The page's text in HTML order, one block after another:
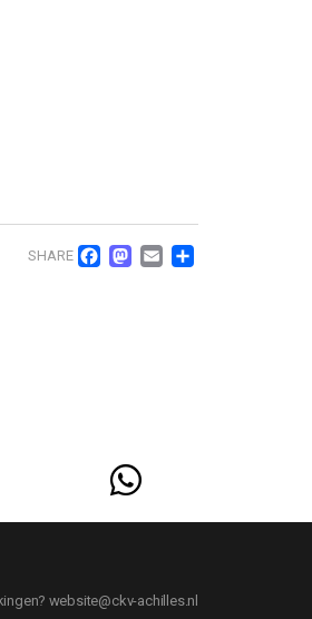
SHARE Facebook
Mastodon
Email
website@ckv-achilles.nl